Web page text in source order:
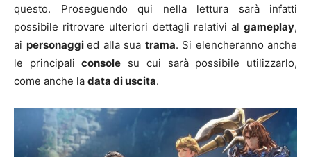
questo. Proseguendo qui nella lettura sarà infatti
possibile ritrovare ulteriori dettagli relativi al gameplay,
ai personaggi ed alla sua trama. Si elencheranno anche
le principaliconsole su cui sarà possibile utilizzarlo,
come anche la data di uscita.